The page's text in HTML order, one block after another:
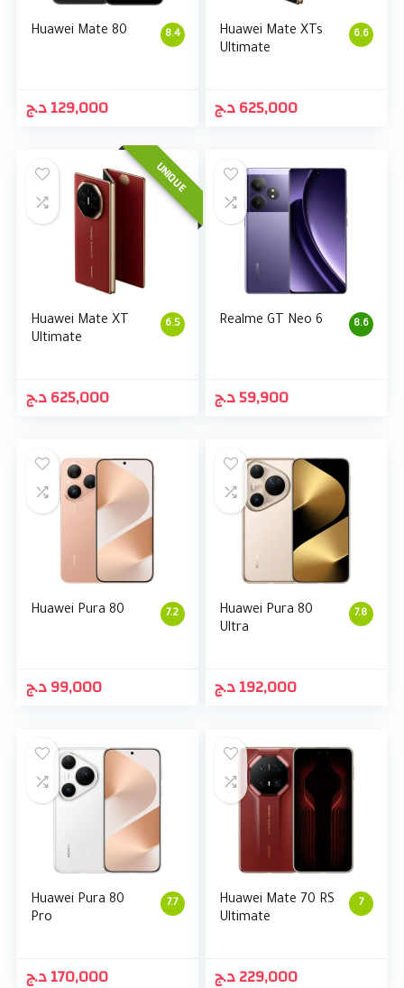
8.4
Huawei Mate 80
129,000د.ج
6.6
Huawei Mate XTs
Ultimate
625,000د.ج
UNIQUE
6.5
Huawei Mate XT
Ultimate
625,000د.ج
8.6
Realme GT Neo 6
59,900د.ج
7.2
Huawei Pura 80
99,000د.ج
7.8
Huawei Pura 80
Ultra
192,000د.ج
7.7
Huawei Pura 80
Pro
170,000د.ج
7
Huawei Mate 70 RS
Ultimate
229,000د.ج